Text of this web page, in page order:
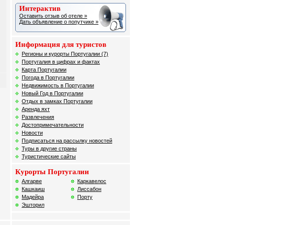
Интерактив
Оставить отзыв об отеле »
Дать объявление о попутчике »
Информация для туристов
Регионы и курорты Португалии (7)
Португалия в цифрах и фактах
Карта Португалии
Погода в Португалии
Недвижимость в Португалии
Новый Год в Португалии
Отдых в замках Португалии
Аренда яхт
Развлечения
Достопримечательности
Новости
Подписаться на рассылку новостей
Туры в другие страны
Туристические сайты
Курорты Португалии
Алгарве
Кашкаиш
Мадейра
Эшторил
Каркавелос
Лиссабон
Порту